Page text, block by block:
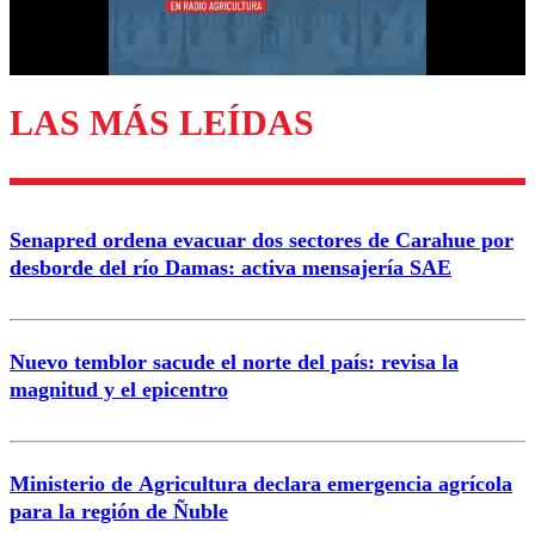
Enviar comentario
LAS MÁS LEÍDAS
Senapred ordena evacuar dos sectores de Carahue por
desborde del río Damas: activa mensajería SAE
Nuevo temblor sacude el norte del país: revisa la
magnitud y el epicentro
Ministerio de Agricultura declara emergencia agrícola
para la región de Ñuble